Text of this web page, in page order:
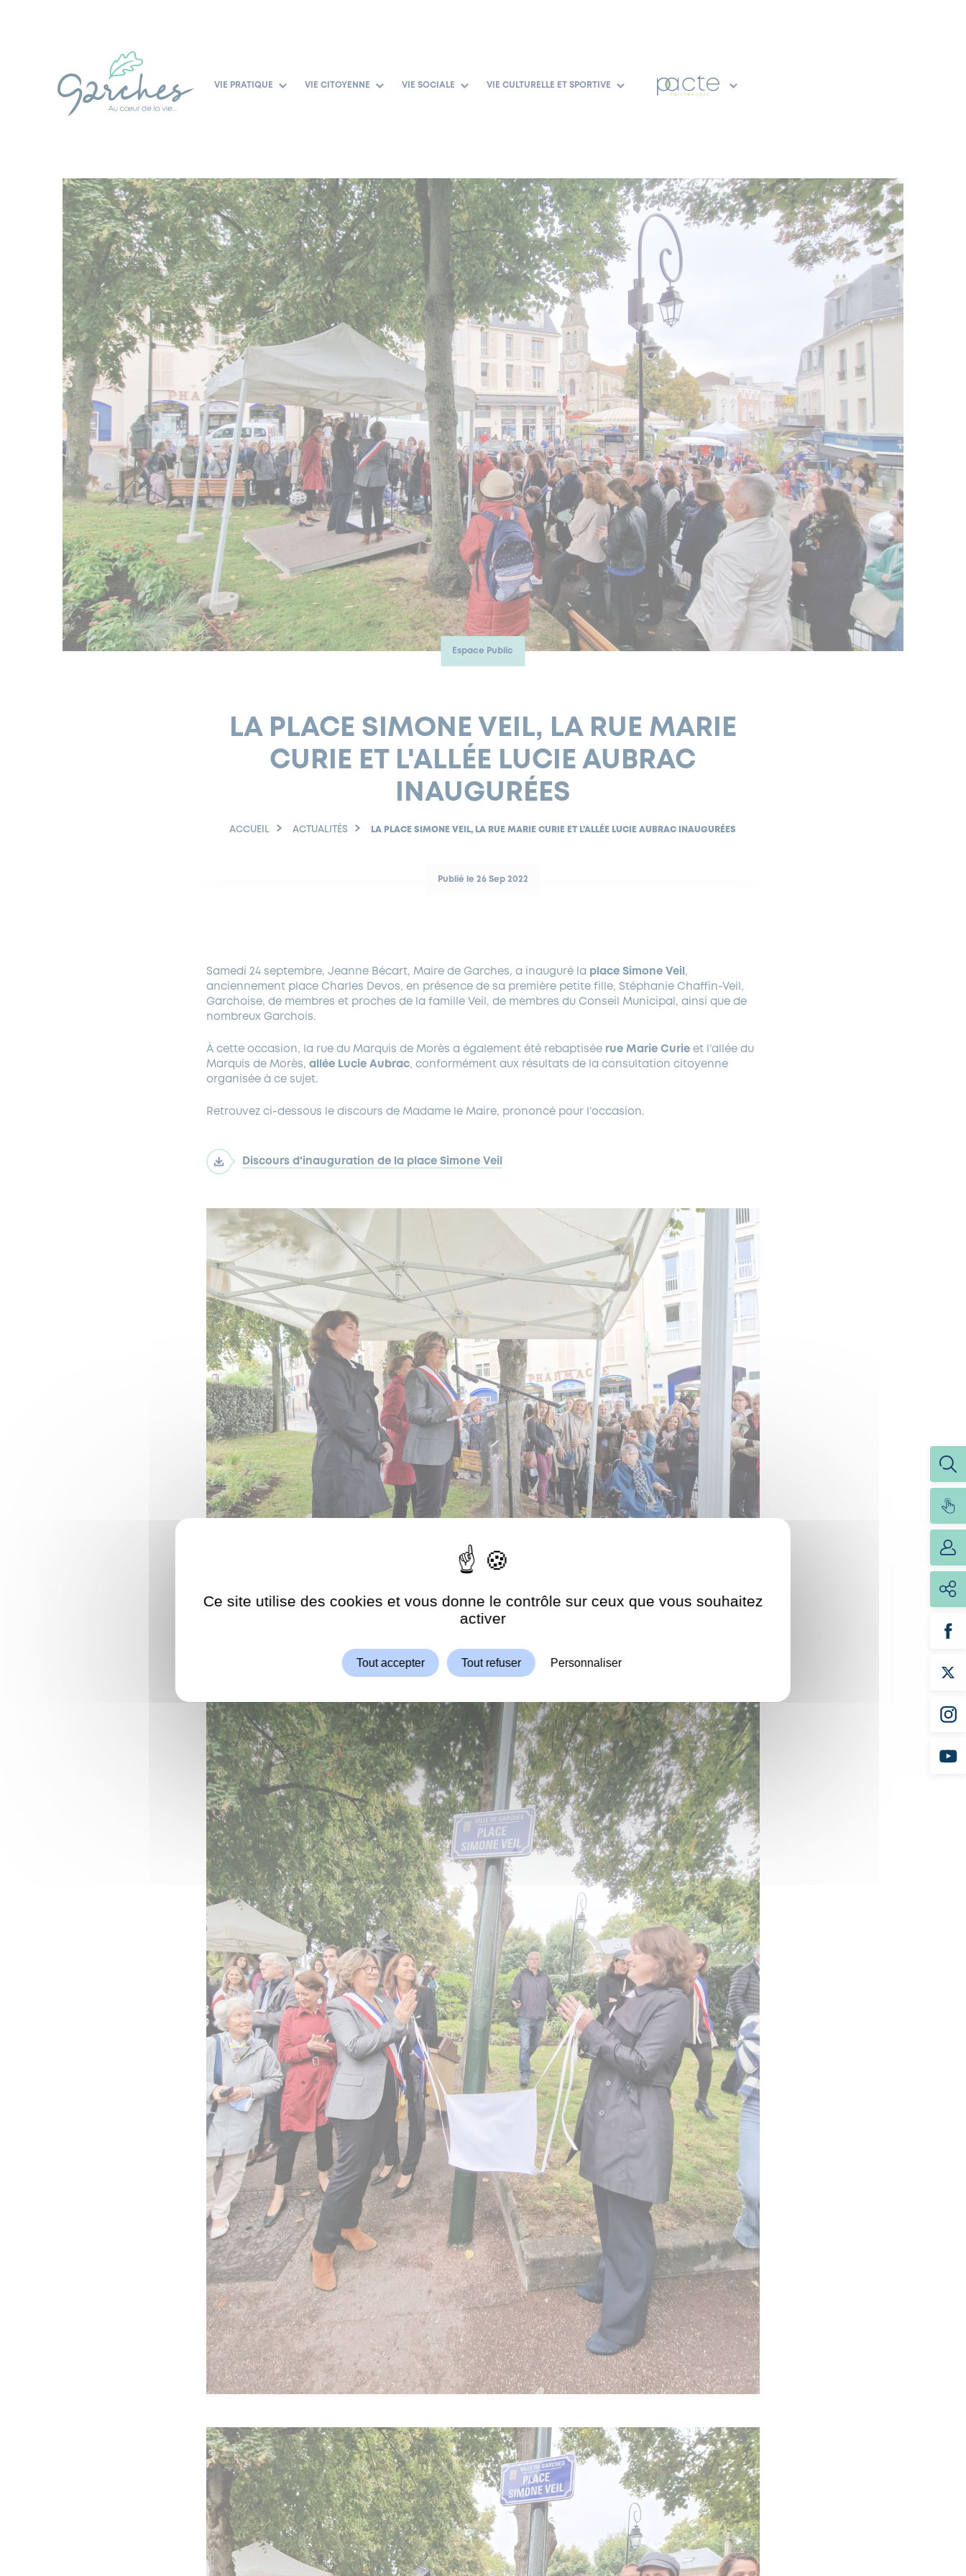
VIE PRATIQUE VIE CITOYENNE VIE SOCIALE VIE CULTURELLE ET SPORTIVE
Espace Public
LA PLACE SIMONE VEIL, LA RUE MARIE
CURIE ET L'ALLÉE LUCIE AUBRAC
INAUGURÉES
ACCUEIL ACTUALITÉS LA PLACE SIMONE VEIL, LA RUE MARIE CURIE ET L’ALLÉE LUCIE AUBRAC INAUGURÉES
Publié le 26 Sep 2022
Samedi 24 septembre, Jeanne Bécart, Maire de Garches, a inauguré la place Simone Veil ,
anciennement place Charles Devos, en présence de sa première petite fille, Stéphanie Chaffin-Veil,
Garchoise, de membres et proches de la famille Veil, de membres du Conseil Municipal, ainsi que de
nombreux Garchois.
À cette occasion, la rue du Marquis de Morès a également été rebaptisée rue Marie Curieet l’allée du
Marquis de Morès, allée Lucie Aubrac, conformément aux résultats de la consultation citoyenne
organisée à ce sujet.
Retrouvez ci-dessous le discours de Madame le Maire, prononcé pour l’occasion.
Discours d'inauguration de la place Simone Veil
Ce site utilise des cookies et vous donne le contrôle sur ceux que vous souhaitez
activer
Tout accepter Tout refuser Personnaliser